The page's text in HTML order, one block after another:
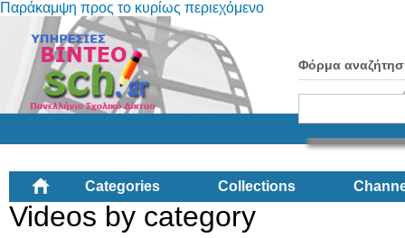
Παράκαμψη προς το κυρίως περιεχόμενο
Φόρμα
Categories Collections
Videos by category